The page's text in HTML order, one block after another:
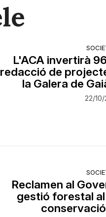
L'ACA invertirà
redacció de
la Galera de
22/10/
Reclamen al
gestió forestal